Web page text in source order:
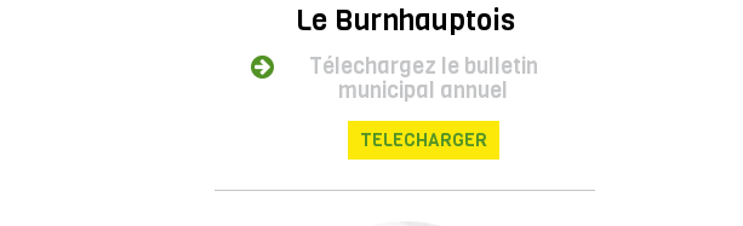
Le Burnhauptois
Télechargez le bulletin
municipal annuel
TELECHARGER